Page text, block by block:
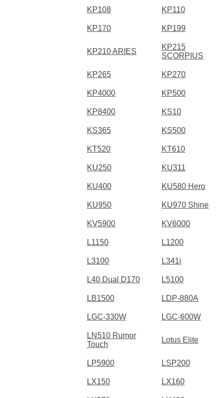
KP108 KP110
KP170 KP199
KP210 ARIES
KP215
SCORPIUS
KP265 KP270
KP4000 KP500
KP8400 KS10
KS365 KS500
KT520 KT610
KU250 KU311
KU400 KU580 Hero
KU950 KU970 Shine
KV5900 KV6000
L1150 L1200
L3100 L341i
L40 Dual D170 L5100
LB1500 LDP-880A
LGC-330W LGC-600W
LN510 Rumor
Touch
Lotus Elite
LP5900 LSP200
LX150 LX160